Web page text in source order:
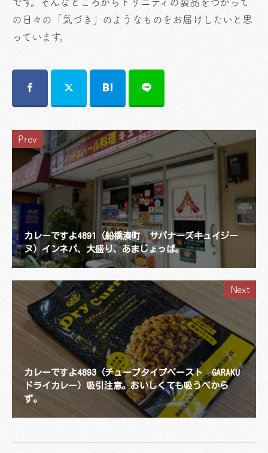
です。そんなところからトリニティの製品をつかって
の日々の「気づき」のようなものをお届けしたいと思
っています。
Prev
カレーですよ4891（船橋湊町 サパナーズキュイジー
ヌ）インネパ、大盛り、あまじょっぱ。
Next
カレーですよ4893（チューブタイプペースト GARAKU
ドライカレー）吸引注意。おいしくても吸うべから
ず。